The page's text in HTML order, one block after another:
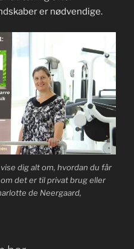
er nødvendige.
dig alt om, hvordan du får
det er til privat brug eller
de Neergaard,